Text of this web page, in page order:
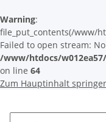
Warning:
file_put_contents(/www/
Failed to open stream:
/www/htdocs/
on line 64
Zum Hauptinhalt